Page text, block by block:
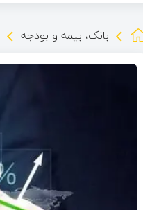
بانک، بیمه و بودجه